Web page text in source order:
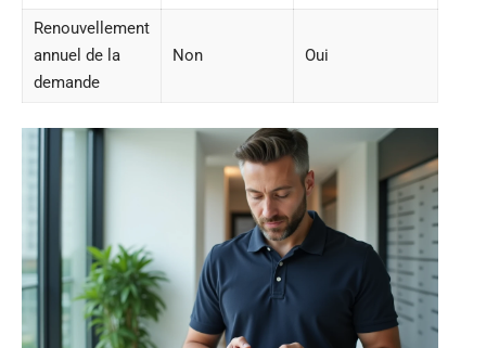
Renouvellement
annuel de la
demande
Non Oui